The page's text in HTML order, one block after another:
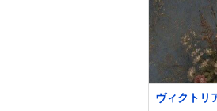
ヴィクトリ